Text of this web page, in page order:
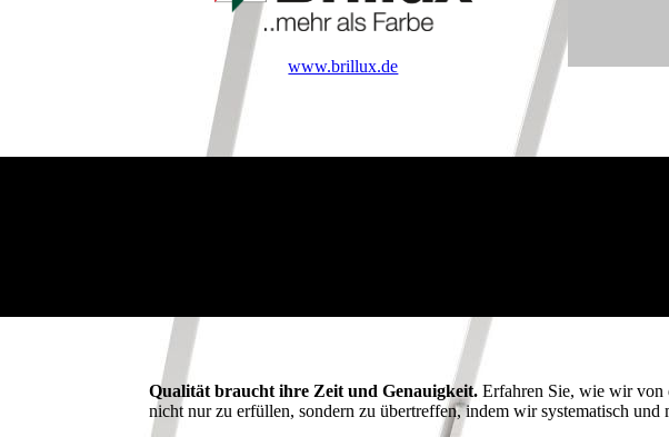
www.brillux.de
Qualität braucht ihre Zeit und Genauigkeit. Erfahren Sie, wie wir von
nicht nur zu erfüllen, sondern zu übertreffen, indem wir systematisch und